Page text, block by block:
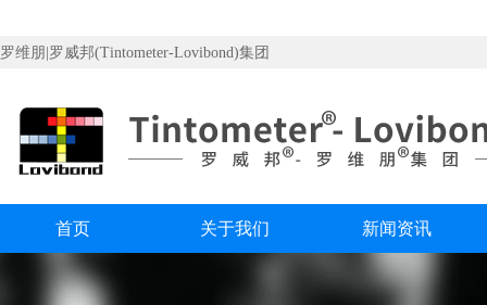
罗维朋|罗威邦(Tintometer-Lovibond)集团
首页 关于我们 新闻资讯